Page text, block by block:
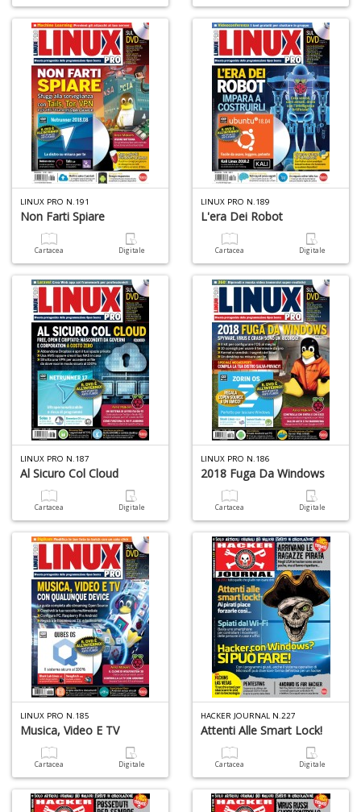
LINUX PRO N.191
Non Farti Spiare
Cartacea Digitale
LINUX PRO N.189
L'era Dei Robot
Cartacea Digitale
LINUX PRO N.187
Al Sicuro Col Cloud
Cartacea Digitale
LINUX PRO N.186
2018 Fuga Da Windows
Cartacea Digitale
LINUX PRO N.185
Musica, Video E TV
Cartacea Digitale
HACKER JOURNAL N.227
Attenti Alle Smart Lock!
Cartacea Digitale